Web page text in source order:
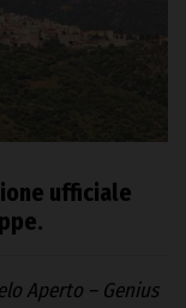
ufficiale
Aperto – Genius